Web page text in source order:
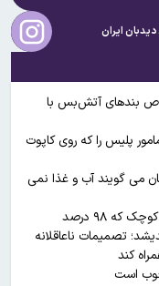
دیدبان ایران
بندهای آتش‌بس با
پلیس را که روی کاپوت
می گویند آب و غذا نمی
فرمانده سپاه خطاب به اسرائیل: یک سرزمین کوچک که ۹۸ درصد
تصمیمات ناعاقلانه
کند
است